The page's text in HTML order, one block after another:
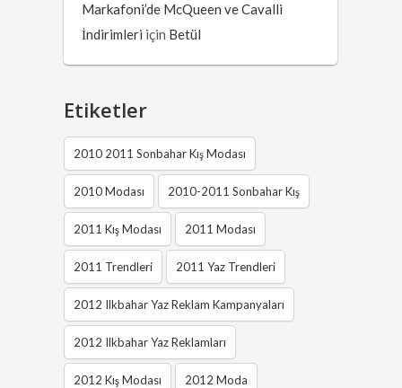
Markafoni’de McQueen ve Cavalli
İndirimleri için Betül
Etiketler
2010 2011 Sonbahar Kış Modası
2010 Modası 2010-2011 Sonbahar Kış
2011 Kış Modası 2011 Modası
2011 Trendleri 2011 Yaz Trendleri
2012 Ilkbahar Yaz Reklam Kampanyaları
2012 Ilkbahar Yaz Reklamları
2012 Kış Modası 2012 Moda